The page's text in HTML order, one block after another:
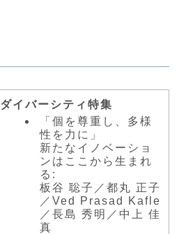
ダイバーシティ特集
「個を尊重し、多様
性を力に」
新たなイノベーショ
ンはここから生まれ
る:
板谷 聡子／都丸 正子
／Ved Prasad Kafle
／長島 秀明／中上 佳
真